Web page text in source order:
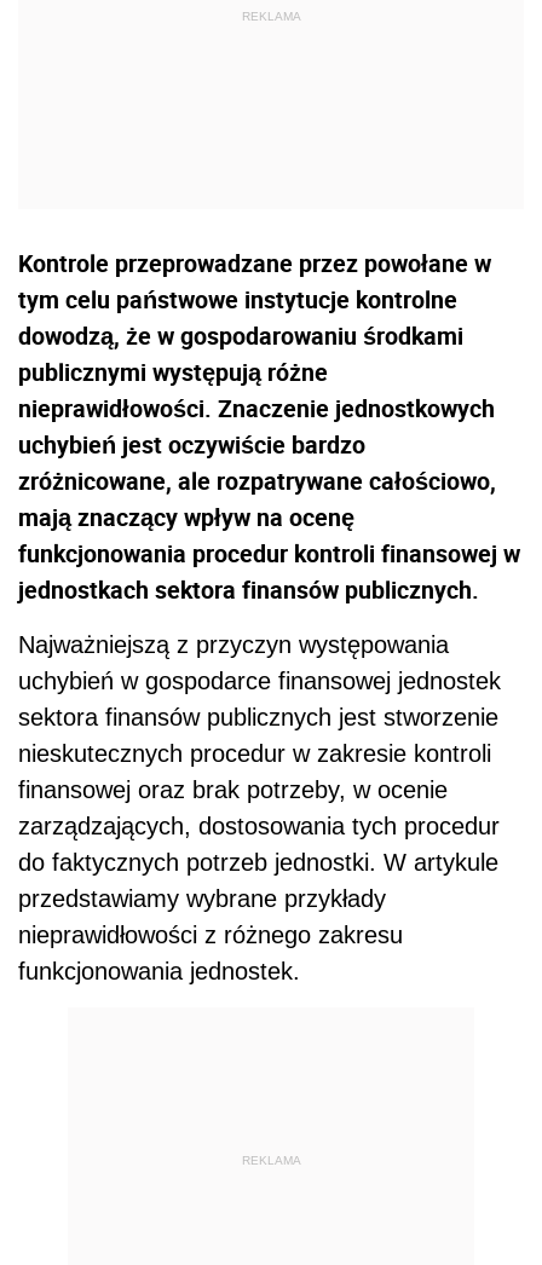
Kontrole przeprowadzane przez powołane w
tym celu państwowe instytucje kontrolne
dowodzą, że w gospodarowaniu środkami
publicznymi występują różne
nieprawidłowości. Znaczenie jednostkowych
uchybień jest oczywiście bardzo
zróżnicowane, ale rozpatrywane całościowo,
mają znaczący wpływ na ocenę
funkcjonowania procedur kontroli finansowej w
jednostkach sektora finansów publicznych.
Najważniejszą z przyczyn występowania
uchybień w gospodarce finansowej jednostek
sektora finansów publicznych jest stworzenie
nieskutecznych procedur w zakresie kontroli
finansowej oraz brak potrzeby, w ocenie
zarządzających, dostosowania tych procedur
do faktycznych potrzeb jednostki. W artykule
przedstawiamy wybrane przykłady
nieprawidłowości z różnego zakresu
funkcjonowania jednostek.
REKLAMA